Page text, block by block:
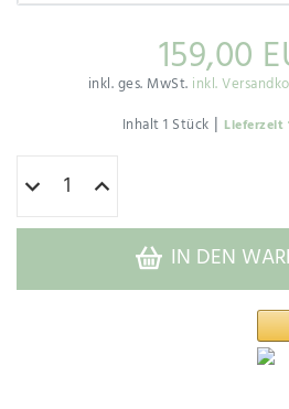
159,00
inkl. ges. MwSt. inkl.
Inhalt1 Stück | Lieferzeit
IN DEN